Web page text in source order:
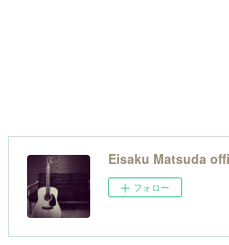
Eisaku Matsuda
フォロー